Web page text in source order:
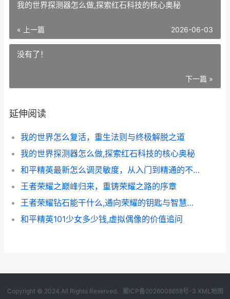
我的世界探测器怎么做,探索红石科技的核心奥秘
« 上一篇 2026-06-03
没有了！
下一篇 »
延伸阅读
我的世界怎么复活，重生法则与终极解脱之道
我的世界探测器怎么做,探索红石科技的核心奥秘
和平精英最新怎么调灵敏度，从入门到精通的不二法门
王者荣耀之巅峰归来，重铸荣耀之路的序章
王者荣耀钻石能干什么,通向荣耀的钥匙与智慧的考验
和平精英101少女多少钱,虚拟偶像的价值追问
Copyright © 2024 All Rights Reserved. 蜀ICP备2026008658号-3 XML地图